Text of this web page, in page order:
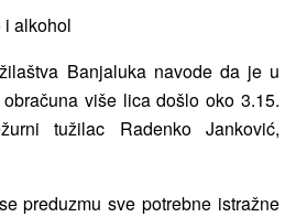
i alkohol
Banjaluka navode da je u
više lica došlo oko 3.15.
tužilac Radenko Janković,
preduzmu sve potrebne istražne